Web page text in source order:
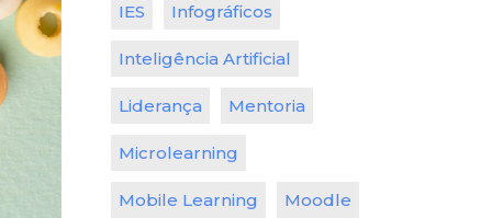
IES Infográficos
Inteligência Artificial
Liderança Mentoria
Microlearning
Mobile Learning Moodle